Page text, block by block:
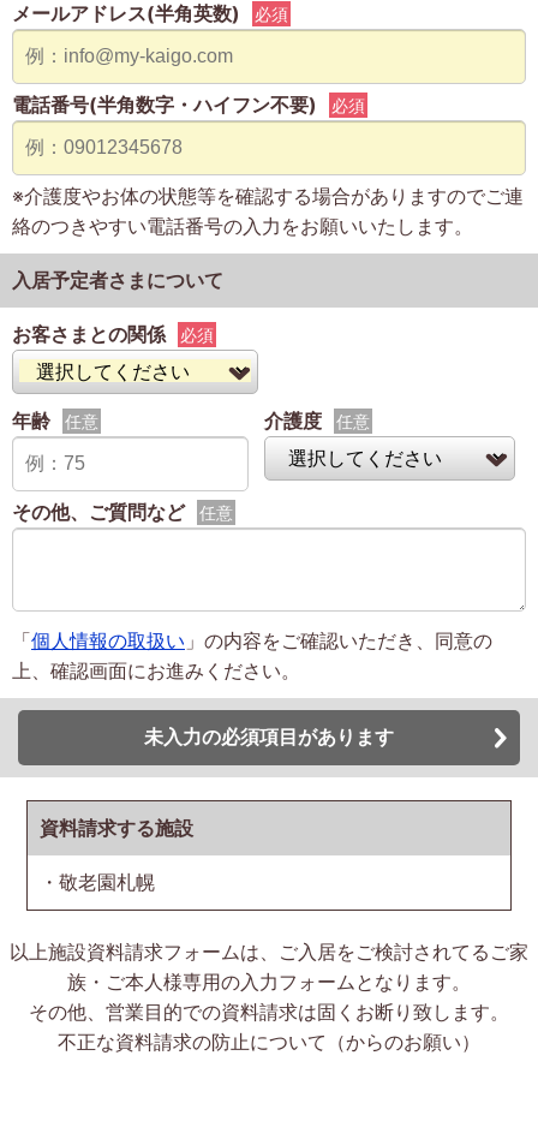
メールアドレス(半角英数) 必須
電話番号(半角数字・ハイフン不要) 必須
※介護度やお体の状態等を確認する場合がありますのでご連
絡のつきやすい電話番号の入力をお願いいたします。
入居予定者さまについて
お客さまとの関係 必須
年齢 任意 介護度 任意
その他、ご質問など 任意
「個人情報の取扱い 」の内容をご確認いただき、同意の
上、確認画面にお進みください。
未入力の必須項目があります
資料請求する施設
・敬老園札幌
以上施設資料請求フォームは、ご入居をご検討されてるご家
族・ご本人様専用の入力フォームとなります。
その他、営業目的での資料請求は固くお断り致します。
不正な資料請求の防止について（からのお願い）